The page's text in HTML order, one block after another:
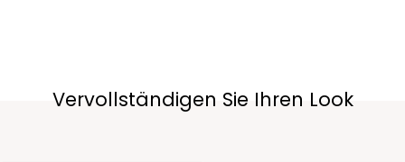
Vervollständigen Sie Ihren Look